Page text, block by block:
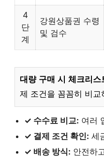
4
단
계
강원상품권 수령
및 검수
대량 구매 시 체크리스
제 조건을 꼼꼼히 비교
✓ 수수료 비교: 여러
✓ 결제 조건 확인: 세
✓ 배송 방식: 안전하